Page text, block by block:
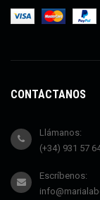
CONTÁCTANOS
Llámanos:
(+34) 931 57
Escríbenos: